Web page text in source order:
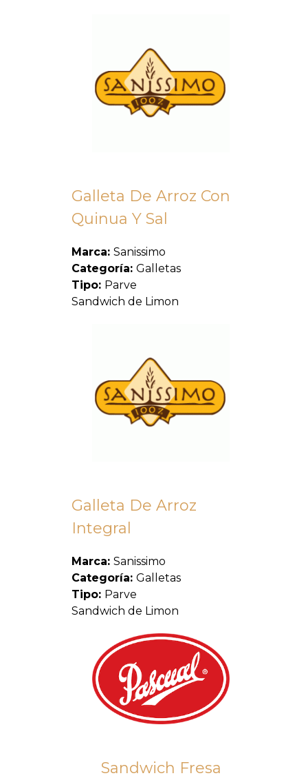
Galleta De Arroz Con
Quinua Y Sal
Marca: Sanissimo
Categoría: Galletas
Tipo: Parve
Sandwich de Limon
Galleta De Arroz
Integral
Marca: Sanissimo
Categoría: Galletas
Tipo: Parve
Sandwich de Limon
Sandwich Fresa